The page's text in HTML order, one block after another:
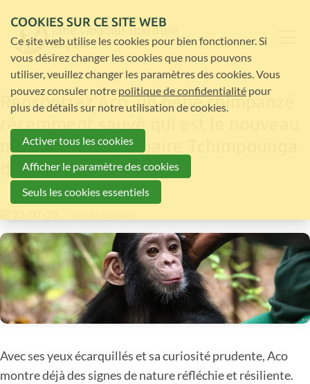
Rencontrez Aco, un bébé chimpanzé
récemment sauvé qui est le nouveau
membre du sanctuaire Tchimpounga
du JGI !
Avec ses yeux écarquillés et sa curiosité prudente, Aco
montre déjà des signes de nature réfléchie et résiliente.
COOKIES SUR CE SITE WEB
Ce site web utilise les cookies pour bien fonctionner. Si
vous désirez changer les cookies que nous pouvons
utiliser, veuillez changer les paramètres des cookies. Vous
pouvez consuler notre politique de confidentialité pour
plus de détails sur notre utilisation de cookies.
Activer tous les cookies
Afficher le paramètre des cookies
Seuls les cookies essentiels